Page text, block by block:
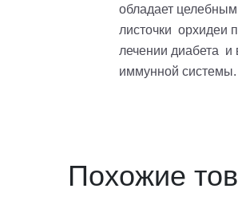
обладает
листочки орхидеи
лечении диабета и
иммунной системы.
Похожие